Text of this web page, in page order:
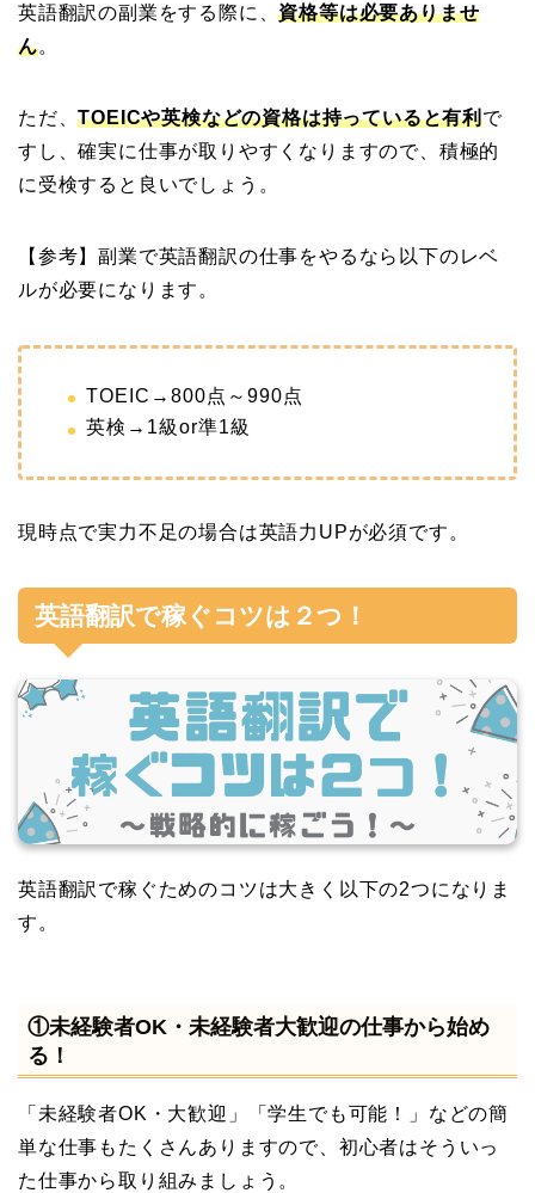
英語翻訳の副業をする際に、資格等は必要ありませ
ん。
ただ、TOEICや英検などの資格は持っていると有利で
すし、確実に仕事が取りやすくなりますので、積極的
に受検すると良いでしょう。
【参考】副業で英語翻訳の仕事をやるなら以下のレベ
ルが必要になります。
TOEIC→800点～990点
英検→1級or準1級
現時点で実力不足の場合は英語力UPが必須です。
英語翻訳で稼ぐコツは２つ！
英語翻訳で稼ぐためのコツは大きく以下の2つになりま
す。
①未経験者OK・未経験者大歓迎の仕事から始め
る！
「未経験者OK・大歓迎」「学生でも可能！」などの簡
単な仕事もたくさんありますので、初心者はそういっ
た仕事から取り組みましょう。